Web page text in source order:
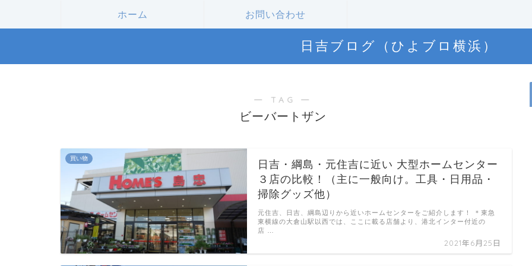
ホーム お問い合わせ
日吉ブログ（ひよブロ横浜）
― TAG ―
ビーバートザン
買い物
日吉・綱島・元住吉に近い 大型ホームセンター
３店の比較！（主に一般向け。工具・日用品・
掃除グッズ他）
2021年6月25日
元住吉、日吉、綱島辺りから近いホームセンターをご紹介します！ ＊東急
東横線の大倉山駅以西では、ここに載る店舗より、港北インター付近の
店 …